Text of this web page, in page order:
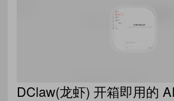
DClaw(龙虾) 开箱即用的